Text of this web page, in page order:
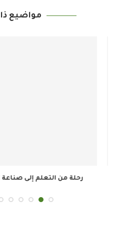
مواضيع
رحلة من التعلم إلى